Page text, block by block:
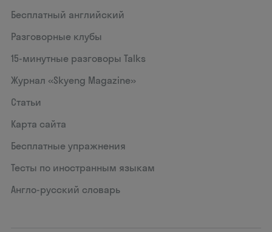
Бесплатный английский
Разговорные клубы
15‑минутные разговоры Talks
Журнал «Skyeng Magazine»
Статьи
Карта сайта
Бесплатные упражнения
Тесты по иностранным языкам
Англо-русский словарь